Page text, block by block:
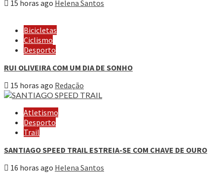
15 horas ago Helena Santos
Bicicletas
Ciclismo
Desporto
RUI OLIVEIRA COM UM DIA DE SONHO
15 horas ago Redação
Atletismo
Desporto
Trail
SANTIAGO SPEED TRAIL ESTREIA-SE COM CHAVE DE OURO
16 horas ago Helena Santos